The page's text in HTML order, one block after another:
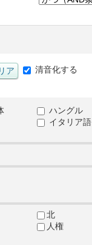
清音化する
ハングル
イタリア語
北
人権